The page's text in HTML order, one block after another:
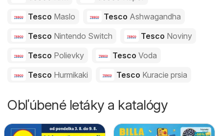
Tesco Maslo Tesco Ashwagandha
Tesco Nintendo Switch Tesco Noviny
Tesco Polievky Tesco Voda
Tesco Hurmikaki Tesco Kuracie prsia
Obľúbené letáky a katalógy